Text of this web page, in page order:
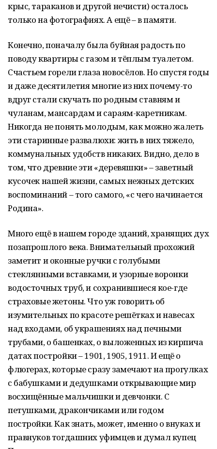
крыс, тараканов и другой нечисти) осталось
только на фотографиях. А ещё – в памяти.
Конечно, поначалу была буйная радость по
поводу квартиры с газом и тёплым туалетом.
Счастьем горели глаза новосёлов. Но спустя годы
и даже десятилетия многие из них почему-то
вдруг стали скучать по родным ставням и
чуланам, мансардам и сараям-каретникам.
Никогда не понять молодым, как можно жалеть
эти старинные развалюхи: жить в них тяжело,
коммунальных удобств никаких. Видно, дело в
том, что древние эти «деревяшки» – заветный
кусочек нашей жизни, самых нежных детских
воспоминаний – того самого, «с чего начинается
Родина».
Много ещё в нашем городе зданий, хранящих дух
позапрошлого века. Внимательный прохожий
заметит и оконные ручки с голубыми
стеклянными вставками, и узорные воронки
водосточных труб, и сохранившиеся кое-где
страховые жетоны. Что уж говорить об
изумительных по красоте решётках и навесах
над входами, об украшениях над печными
трубами, о башенках, о выложенных из кирпича
датах постройки – 1901, 1905, 1911. И ещё о
флюгерах, которые сразу замечают на прогулках
с бабушками и дедушками открывающие мир
восхищённые мальчишки и девчонки. С
петушками, дракончиками или годом
постройки. Как знать, может, именно о внуках и
правнуков тогдашних уфимцев и думал купец